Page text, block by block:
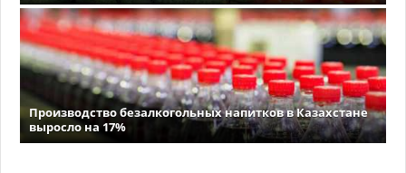
Производство безалкогольных напитков в Казахстане
выросло на 17%